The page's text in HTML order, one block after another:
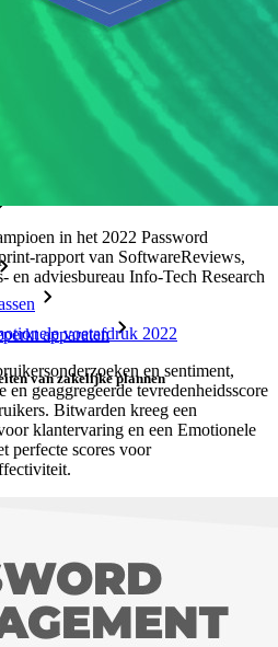
van particuliere plannen
apparaten
van zakelijke plannen
in het 2022 Password
rapport van SoftwareReviews,
en adviesbureau Info-Tech Research
voetafdruk 2022
en sentiment,
geaggregeerde tevredenheidsscore
Bitwarden kreeg een
klantervaring en een Emotionele
perfecte scores voor